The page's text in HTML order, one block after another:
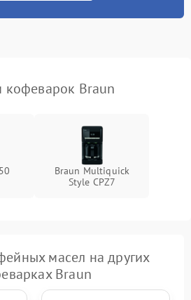
Braun
Braun Multiquick
Style CPZ7
масел на других
Braun